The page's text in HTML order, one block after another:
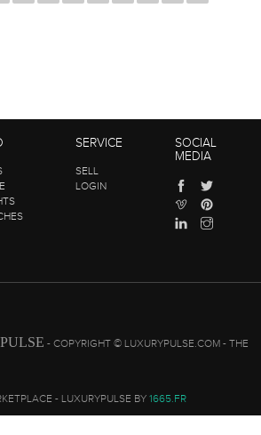
SERVICE
SELL
LOGIN
SOCIAL
MEDIA
- COPYRIGHT © LUXURYPULSE.COM - THE
- LUXURYPULSE BY 1665.FR